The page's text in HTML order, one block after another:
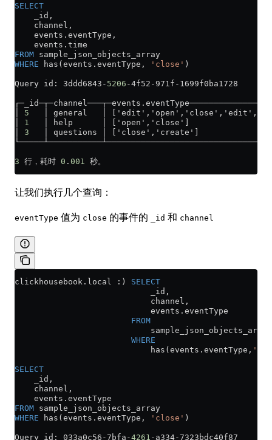
SELECT
    _id,
    channel,
    events
. eventType ,
    events
. time
FROM sample_json_objects_array
WHERE has(events . eventType , 'close' )
Query id: 3ddd6843 - 5206 -4f52 - 971f - 1699f0ba1728
┌─_id─┬─channel───┬─events . eventType
5
│ general   │
1
│ help      │ ['open','close']
3
│ questions │ ['close','create']
3 行，耗时 0 . 001 秒。
让我们执行几个查询：
eventType 值为 close 的事件的 _id 和 channel
clickhousebook . local :) SELECT
                            _id,
                            channel,
                            events
. eventType
                        FROM
                            sample_json_objects_array
                        WHERE
                            has(
events . eventType ,
SELECT
    _id,
    channel,
    events
. eventType
FROM sample_json_objects_array
WHERE has(events . eventType , 'close' )
Query id: 033a0c56 -7bfa -4261 - a334-7323bdc40f87